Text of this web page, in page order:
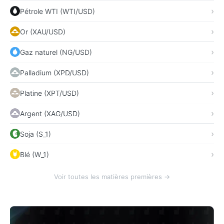
Pétrole WTI (WTI/USD)
Or (XAU/USD)
Gaz naturel (NG/USD)
Palladium (XPD/USD)
Platine (XPT/USD)
Argent (XAG/USD)
Soja (S_1)
Blé (W_1)
Voir toutes les matières premières →